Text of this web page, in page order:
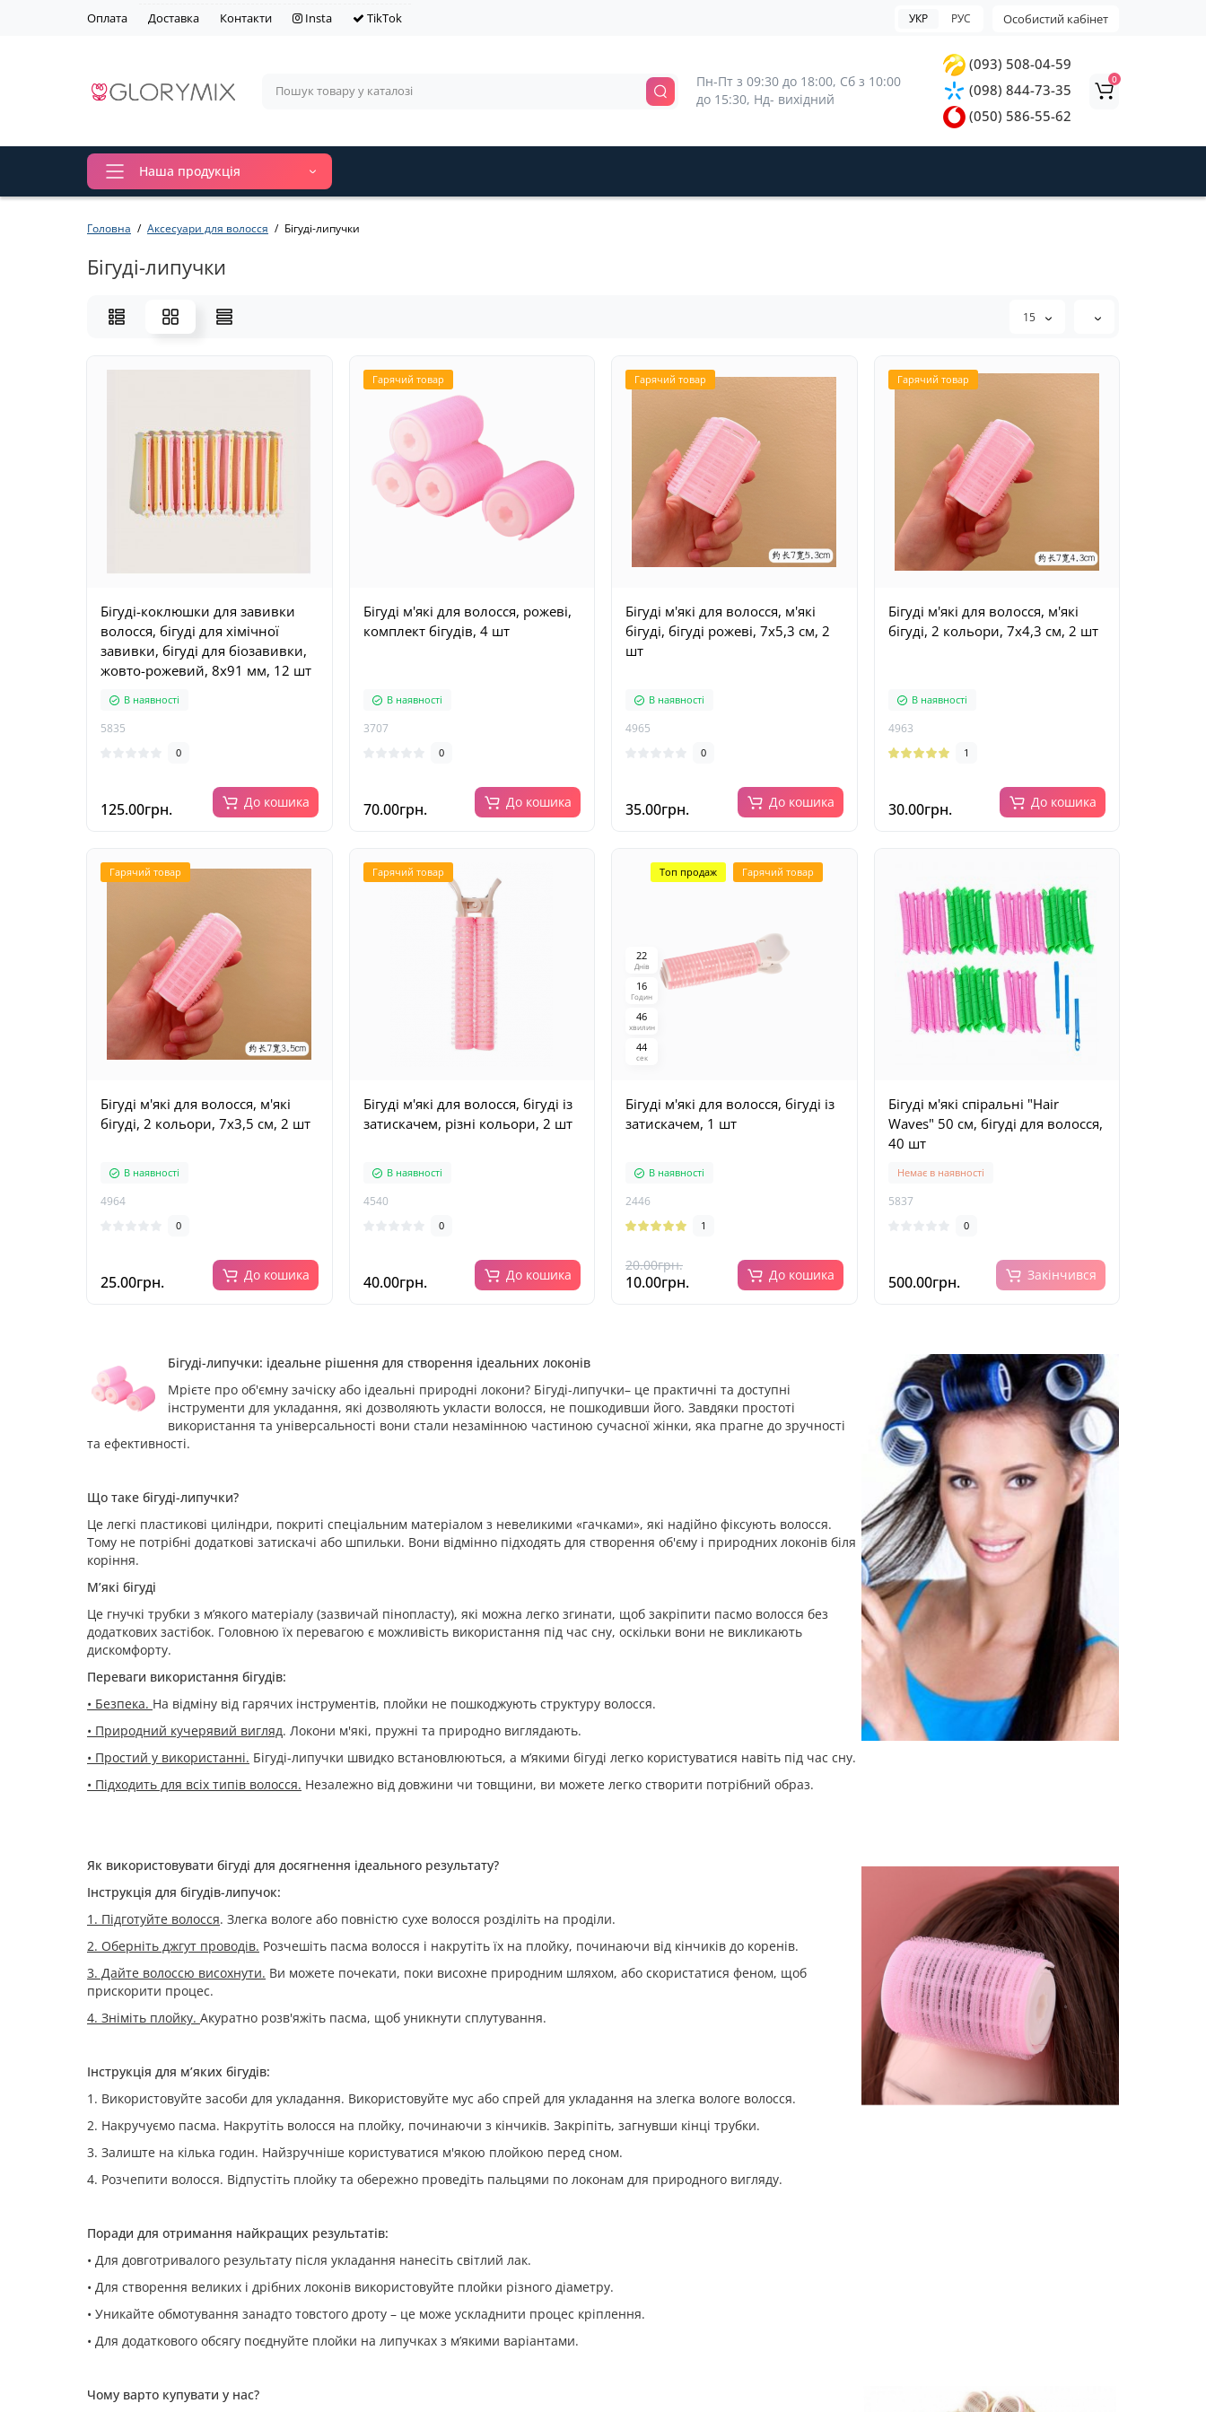
Оплата Доставка Контакти Insta TikTok Особистий кабінет
УКР РУС
Пн-Пт з 09:30 до 18:00, Сб з 10:00
до 15:30, Нд- вихідний
(093) 508-04-59
(098) 844-73-35
(050) 586-55-62
0
Наша продукція
Головна Аксесуари для волосся Бігуді-липучки
Бігуді-липучки
15
Бігуді-коклюшки для завивки
волосся, бігуді для хімічної
завивки, бігуді для біозавивки,
жовто-рожевий, 8х91 мм, 12 шт
В наявності
5835
0
125.00грн. До кошика
Гарячий товар
Бігуді м'які для волосся, рожеві,
комплект бігудів, 4 шт
В наявності
3707
0
70.00грн. До кошика
Гарячий товар
Бігуді м'які для волосся, м'які
бігуді, бігуді рожеві, 7х5,3 см, 2
шт
В наявності
4965
0
35.00грн. До кошика
Гарячий товар
Бігуді м'які для волосся, м'які
бігуді, 2 кольори, 7х4,3 см, 2 шт
В наявності
4963
1
30.00грн. До кошика
Гарячий товар
Бігуді м'які для волосся, м'які
бігуді, 2 кольори, 7х3,5 см, 2 шт
В наявності
4964
0
25.00грн. До кошика
Гарячий товар
Бігуді м'які для волосся, бігуді із
затискачем, різні кольори, 2 шт
В наявності
4540
0
40.00грн. До кошика
Топ продаж Гарячий товар
22
Днів
16
Годин
46
хвилин
43
сек
Бігуді м'які для волосся, бігуді із
затискачем, 1 шт
В наявності
2446
1
20.00грн.
10.00грн. До кошика
Бігуді м'які спіральні "Hair
Waves" 50 см, бігуді для волосся,
40 шт
Немає в наявності
5837
0
500.00грн. Закінчився
Бігуді-липучки: ідеальне рішення для створення ідеальних локонів
Мрієте про об'ємну зачіску або ідеальні природні локони? Бігуді-липучки– це практичні та доступні
інструменти для укладання, які дозволяють укласти волосся, не пошкодивши його. Завдяки простоті
використання та універсальності вони стали незамінною частиною сучасної жінки, яка прагне до зручності
та ефективності.
Що таке бігуді-липучки?
Це легкі пластикові циліндри, покриті спеціальним матеріалом з невеликими «гачками», які надійно фіксують волосся.
Тому не потрібні додаткові затискачі або шпильки. Вони відмінно підходять для створення об'єму і природних локонів біля
коріння.
М’які бігуді
Це гнучкі трубки з м’якого матеріалу (зазвичай пінопласту), які можна легко згинати, щоб закріпити пасмо волосся без
додаткових застібок. Головною їх перевагою є можливість використання під час сну, оскільки вони не викликають
дискомфорту.
Переваги використання бігудів:
• Безпека. На відміну від гарячих інструментів, плойки не пошкоджують структуру волосся.
• Природний кучерявий вигляд. Локони м'які, пружні та природно виглядають.
• Простий у використанні. Бігуді-липучки швидко встановлюються, а м’якими бігуді легко користуватися навіть під час сну.
• Підходить для всіх типів волосся. Незалежно від довжини чи товщини, ви можете легко створити потрібний образ.
Як використовувати бігуді для досягнення ідеального результату?
Інструкція для бігудів-липучок:
1. Підготуйте волосся. Злегка вологе або повністю сухе волосся розділіть на проділи.
2. Оберніть джгут проводів. Розчешіть пасма волосся і накрутіть їх на плойку, починаючи від кінчиків до коренів.
3. Дайте волоссю висохнути. Ви можете почекати, поки висохне природним шляхом, або скористатися феном, щоб
прискорити процес.
4. Зніміть плойку. Акуратно розв'яжіть пасма, щоб уникнути сплутування.
Інструкція для м’яких бігудів:
1. Використовуйте засоби для укладання. Використовуйте мус або спрей для укладання на злегка вологе волосся.
2. Накручуємо пасма. Накрутіть волосся на плойку, починаючи з кінчиків. Закріпіть, загнувши кінці трубки.
3. Залиште на кілька годин. Найзручніше користуватися м'якою плойкою перед сном.
4. Розчепити волосся. Відпустіть плойку та обережно проведіть пальцями по локонам для природного вигляду.
Поради для отримання найкращих результатів:
• Для довготривалого результату після укладання нанесіть світлий лак.
• Для створення великих і дрібних локонів використовуйте плойки різного діаметру.
• Уникайте обмотування занадто товстого дроту – це може ускладнити процес кріплення.
• Для додаткового обсягу поєднуйте плойки на липучках з м’якими варіантами.
Чому варто купувати у нас?